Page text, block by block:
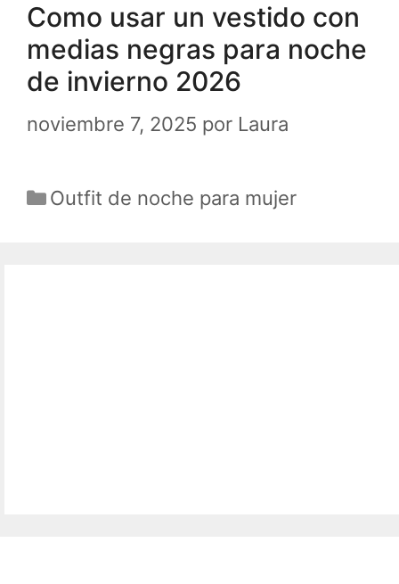
Como usar un vestido con
medias negras para noche
de invierno 2026
noviembre 7, 2025 por Laura
Categorías
Outfit de noche para mujer